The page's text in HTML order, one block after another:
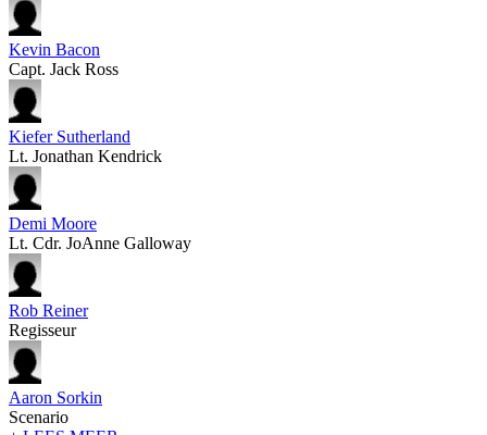
Kevin Bacon
Capt. Jack Ross
Kiefer Sutherland
Lt. Jonathan Kendrick
Demi Moore
Lt. Cdr. JoAnne Galloway
Rob Reiner
Regisseur
Aaron Sorkin
Scenario